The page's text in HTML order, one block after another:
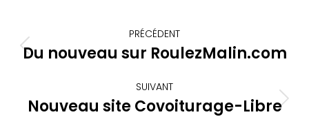
Navigation
article PRÉCÉDENT
Article
:
Du nouveau sur RoulezMalin.com
SUIVANT
Article
Nouveau site Covoiturage-Libre